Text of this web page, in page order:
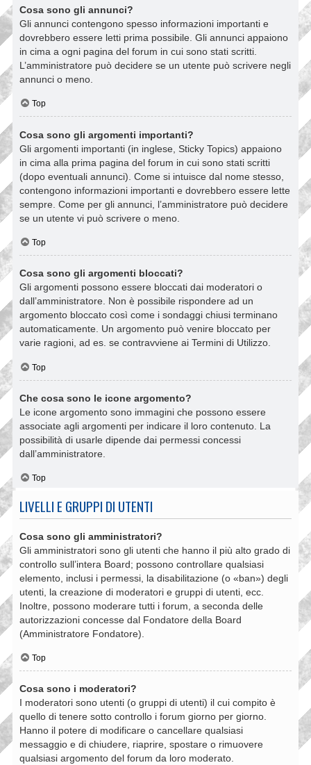
Cosa sono gli annunci?
Gli annunci contengono spesso informazioni importanti e
dovrebbero essere letti prima possibile. Gli annunci appaiono
in cima a ogni pagina del forum in cui sono stati scritti.
L’amministratore può decidere se un utente può scrivere negli
annunci o meno.
Top
Cosa sono gli argomenti importanti?
Gli argomenti importanti (in inglese, Sticky Topics) appaiono
in cima alla prima pagina del forum in cui sono stati scritti
(dopo eventuali annunci). Come si intuisce dal nome stesso,
contengono informazioni importanti e dovrebbero essere lette
sempre. Come per gli annunci, l’amministratore può decidere
se un utente vi può scrivere o meno.
Top
Cosa sono gli argomenti bloccati?
Gli argomenti possono essere bloccati dai moderatori o
dall’amministratore. Non è possibile rispondere ad un
argomento bloccato così come i sondaggi chiusi terminano
automaticamente. Un argomento può venire bloccato per
varie ragioni, ad es. se contravviene ai Termini di Utilizzo.
Top
Che cosa sono le icone argomento?
Le icone argomento sono immagini che possono essere
associate agli argomenti per indicare il loro contenuto. La
possibilità di usarle dipende dai permessi concessi
dall’amministratore.
Top
LIVELLI E GRUPPI DI UTENTI
Cosa sono gli amministratori?
Gli amministratori sono gli utenti che hanno il più alto grado di
controllo sull’intera Board; possono controllare qualsiasi
elemento, inclusi i permessi, la disabilitazione (o «ban») degli
utenti, la creazione di moderatori e gruppi di utenti, ecc.
Inoltre, possono moderare tutti i forum, a seconda delle
autorizzazioni concesse dal Fondatore della Board
(Amministratore Fondatore).
Top
Cosa sono i moderatori?
I moderatori sono utenti (o gruppi di utenti) il cui compito è
quello di tenere sotto controllo i forum giorno per giorno.
Hanno il potere di modificare o cancellare qualsiasi
messaggio e di chiudere, riaprire, spostare o rimuovere
qualsiasi argomento del forum da loro moderato.